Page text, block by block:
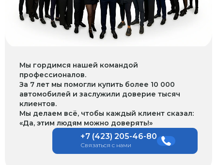
Мы гордимся нашей командой
профессионалов.
За 7 лет мы помогли купить более 10 000
автомобилей и заслужили доверие тысяч
клиентов.
Мы делаем всё, чтобы каждый клиент сказал:
«Да, этим людям можно доверять!»
+7 (423) 205-46-80
Связаться с нами